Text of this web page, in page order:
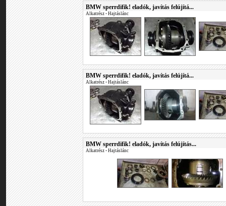
BMW sperrdifik! eladók, javítás felújítá...
Alkatrész • Hajtáslánc
BMW sperrdifik! eladók, javítás felújítá...
Alkatrész • Hajtáslánc
BMW sperrdifik! eladók, javítás felújítás...
Alkatrész • Hajtáslánc